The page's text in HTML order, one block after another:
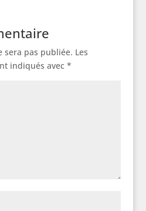
sera pas publiée. Les
indiqués avec *